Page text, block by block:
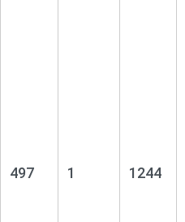
497 1 1244